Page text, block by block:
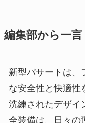
編集部から一言
新型パサートは、
な安全性と快適性
洗練されたデザイ
全装備は、日々の